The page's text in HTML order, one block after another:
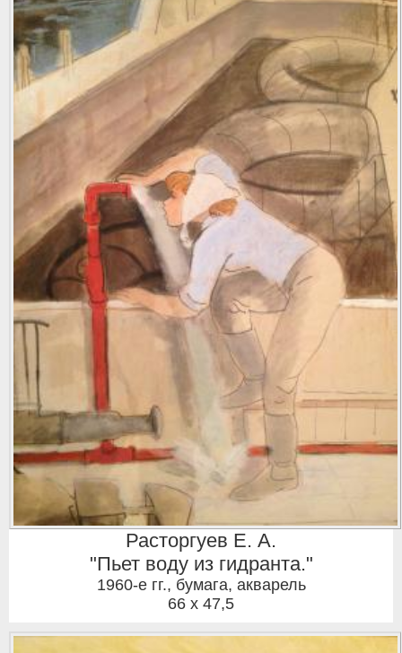
Расторгуев Е. А.
"Пьет воду из гидранта."
1960-е гг., бумага, акварель
66 x 47,5